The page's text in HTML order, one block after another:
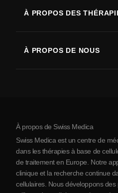
Maladie de Parkinson
Arthrite
À PROPOS DES
À PROPOS DE NOUS
À propos de la Serbie
Partenariats
Contact
À propos de Swiss Medica
Swiss Medica est un centre de
dans les thérapies à base de
de traitement en Europe. Notre
clinique et la recherche continue
cellulaires. Nous développons